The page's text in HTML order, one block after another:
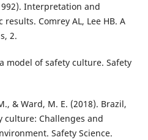
Interpretation and
Comrey AL, Lee HB. A
2.
model of safety culture. Safety
& Ward, M. E. (2018). Brazil,
culture: Challenges and
Safety Science.